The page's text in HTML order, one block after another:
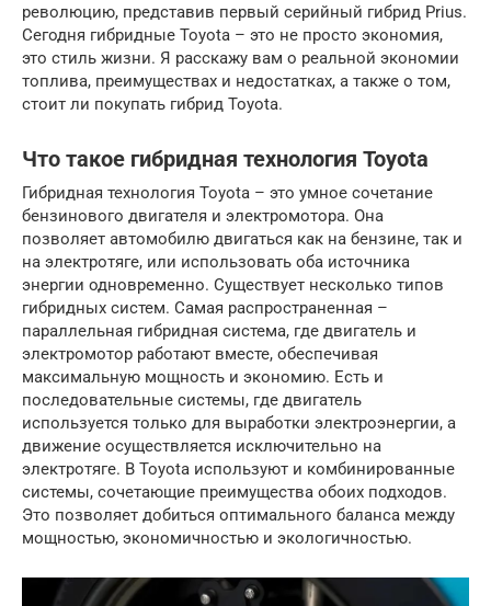
революцию, представив первый серийный гибрид Prius.
Сегодня гибридные Toyota – это не просто экономия,
это стиль жизни. Я расскажу вам о реальной экономии
топлива, преимуществах и недостатках, а также о том,
стоит ли покупать гибрид Toyota.
Что такое гибридная технология Toyota
Гибридная технология Toyota – это умное сочетание
бензинового двигателя и электромотора. Она
позволяет автомобилю двигаться как на бензине, так и
на электротяге, или использовать оба источника
энергии одновременно. Существует несколько типов
гибридных систем. Самая распространенная –
параллельная гибридная система, где двигатель и
электромотор работают вместе, обеспечивая
максимальную мощность и экономию. Есть и
последовательные системы, где двигатель
используется только для выработки электроэнергии, а
движение осуществляется исключительно на
электротяге. В Toyota используют и комбинированные
системы, сочетающие преимущества обоих подходов.
Это позволяет добиться оптимального баланса между
мощностью, экономичностью и экологичностью.